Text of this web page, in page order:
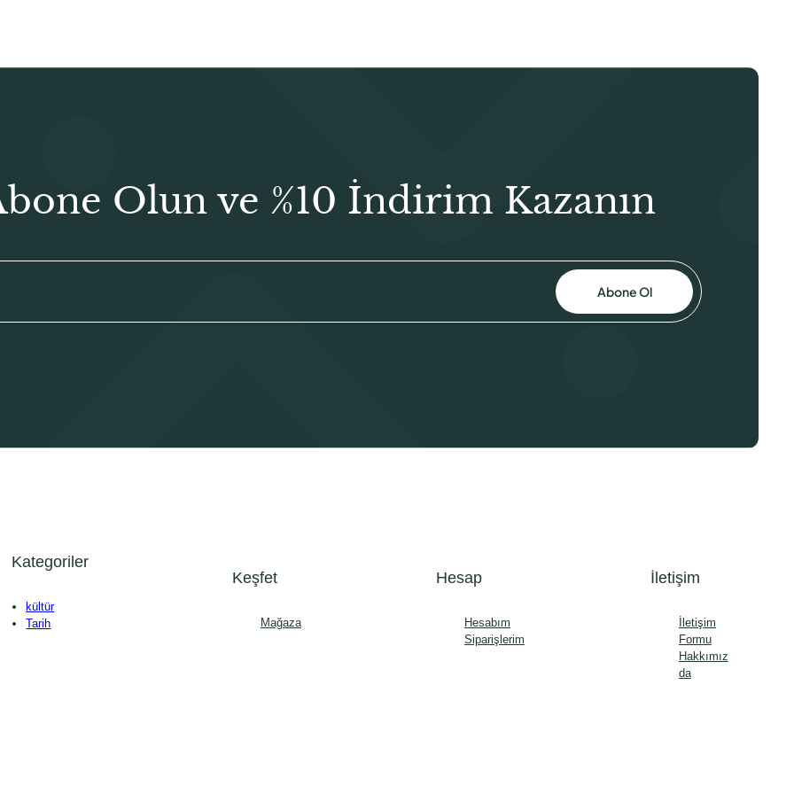
Olun ve %10 İndirim Kazanın
Abone Ol
Kategoriler
kültür
Tarih
Keşfet
Mağaza
Hesap
Hesabım
Siparişlerim
İletişim
İletişim
Formu
Hakkımız
da